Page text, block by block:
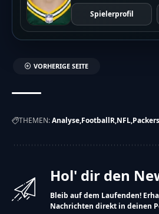
Spielerprofil
VORHERIGE SEITE
THEMEN:Analyse FootballR NFL Packers
Hol' dir den
Bleib auf dem Laufenden!
Nachrichten direkt in deinen